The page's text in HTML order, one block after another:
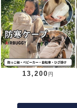
13,200 円